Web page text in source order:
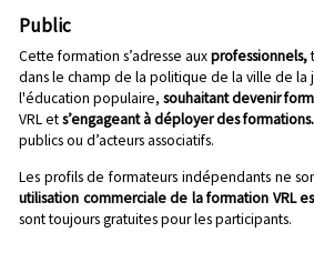
Public
Cette formation s’adresse auxprofessionnels,
dans le champ de la politique de la ville de la
l'éducation populaire, souhaitant devenir
VRL ets’engageant à déployer des formations.
publics ou d’acteurs associatifs.
Les profils de formateurs indépendants ne
utilisation commerciale de la formation VRL
sont toujours gratuites pour les participants.